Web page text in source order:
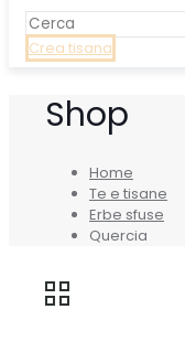
Crea tisana
Shop
Home
Te e tisane
Erbe sfuse
Quercia